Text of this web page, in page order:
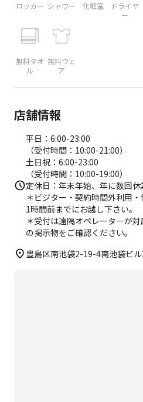
ロッカー シャワー 化粧室
ドライヤ
ー
無料タオ
ル
無料ウェ
ア
店舗情報
平日：6:00-23:00
（受付時間：10:00-21:00）
土日祝：6:00-23:00
（受付時間：10:00-19:00）
定休日：年末年始、年に数回休
＊ビジター・契約時間外利用
1時間前までにお越し下さい。
＊受付は遠隔オペレーターが
の掲示物をご確認ください。
豊島区南池袋2-19-4南池袋ビ